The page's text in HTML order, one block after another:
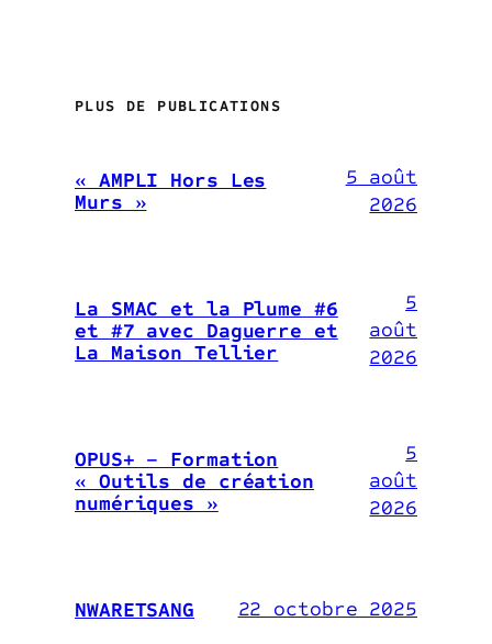
PLUS DE PUBLICATIONS
« AMPLI Hors Les
Murs »
5 août
2026
La SMAC et la Plume #6
et #7 avec Daguerre et
La Maison Tellier
5
août
2026
OPUS+ – Formation
« Outils de création
numériques »
5
août
2026
NWARETSANG 22 octobre 2025